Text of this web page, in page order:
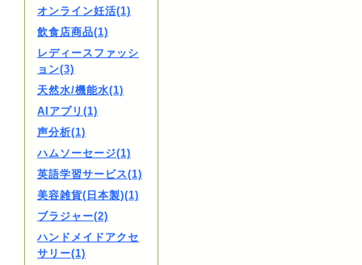
オンライン妊活(1)
飲食店商品(1)
レディースファッシ
ョン(3)
天然水/機能水(1)
AIアプリ(1)
声分析(1)
ハムソーセージ(1)
英語学習サービス(1)
美容雑貨(日本製)(1)
ブラジャー(2)
ハンドメイドアクセ
サリー(1)